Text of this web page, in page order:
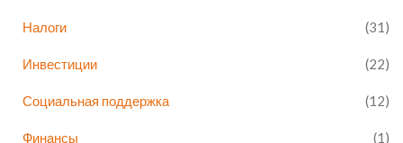
Налоги (31)
Инвестиции (22)
Социальная поддержка (12)
Финансы (1)